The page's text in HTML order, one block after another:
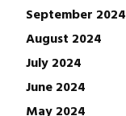
September 2024
August 2024
July 2024
June 2024
May 2024